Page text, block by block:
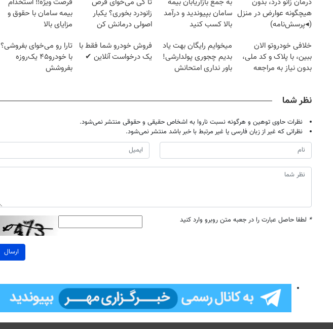
هیچگونه عوارض در منزل
(◂پرسش‌نامه)
سامان بپیوندید و درآمد
بالا کسب کنید
زانودرد بخوری؟ یکبار
اصولی درمانش کن
بیمه سامان با حقوق و
مزایای بالا
خلافی خودروتو الان
ببین، با پلاک و کد ملی،
بدون نیاز به مراجعه
میخوایم رایگان بهت یاد
بدیم چجوری پولدارشی!
باور نداری امتحانش
فروش خودرو شما فقط با
یک درخواست آنلاین ✔
تارا رو می‌خوای بفروشی؟
با خودرو۴۵ یک‌روزه
بفروشش
نظر شما
نظرات حاوی توهین و هرگونه نسبت ناروا به اشخاص حقیقی و حقوقی منتشر نمی‌شود.
نظراتی که غیر از زبان فارسی یا غیر مرتبط با خبر باشد منتشر نمی‌شود.
* لطفا حاصل عبارت را در جعبه متن روبرو وارد کنید
ارسال